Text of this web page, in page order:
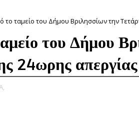
το ταμείο του Δήμου Βριλησσίων την
του Δήμου
24ωρης